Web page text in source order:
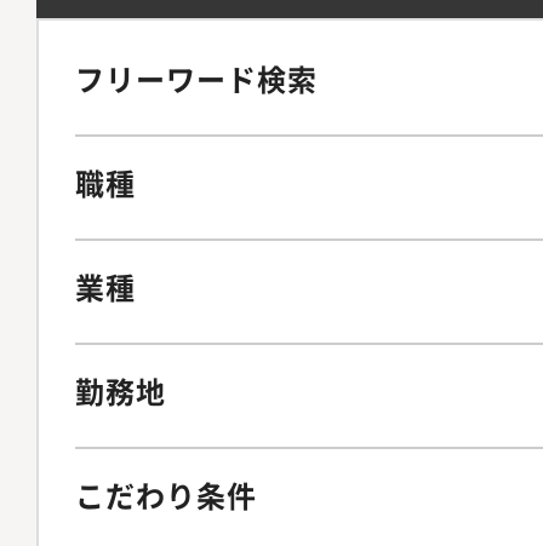
フリーワード検索
職種
業種
勤務地
こだわり条件